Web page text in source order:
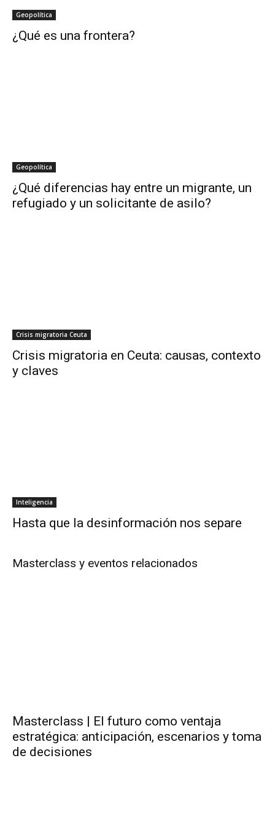
Geopolítica
¿Qué es una frontera?
Geopolítica
¿Qué diferencias hay entre un migrante, un
refugiado y un solicitante de asilo?
Crisis migratoria Ceuta
Crisis migratoria en Ceuta: causas, contexto
y claves
Inteligencia
Hasta que la desinformación nos separe
Masterclass y eventos relacionados
Masterclass | El futuro como ventaja
estratégica: anticipación, escenarios y toma
de decisiones